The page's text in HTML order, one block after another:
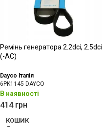
Ремінь генератора 2.2dci, 2.5dci
(-AC)
Dayco Італія
6PK1145 DAYCO
В наявності
414 грн
КОШИК